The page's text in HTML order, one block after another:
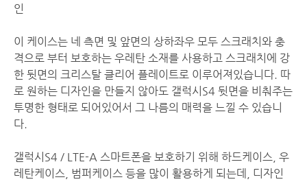
인
이 케이스는 네 측면 및 앞면의 상하좌우 모두 스크래치와 충
격으로 부터 보호하는 우레탄 소재를 사용하고 스크래치에 강
한 뒷면의 크리스탈 클리어 플레이트로 이루어져있습니다. 따
로 원하는 디자인을 만들지 않아도 갤럭시S4 뒷면을 비춰주는
투명한 형태로 되어있어서 그 나름의 매력을 느낄 수 있습니
다.
갤럭시S4 / LTE-A 스마트폰을 보호하기 위해 하드케이스, 우
레탄케이스, 범퍼케이스 등을 많이 활용하게 되는데, 디자인